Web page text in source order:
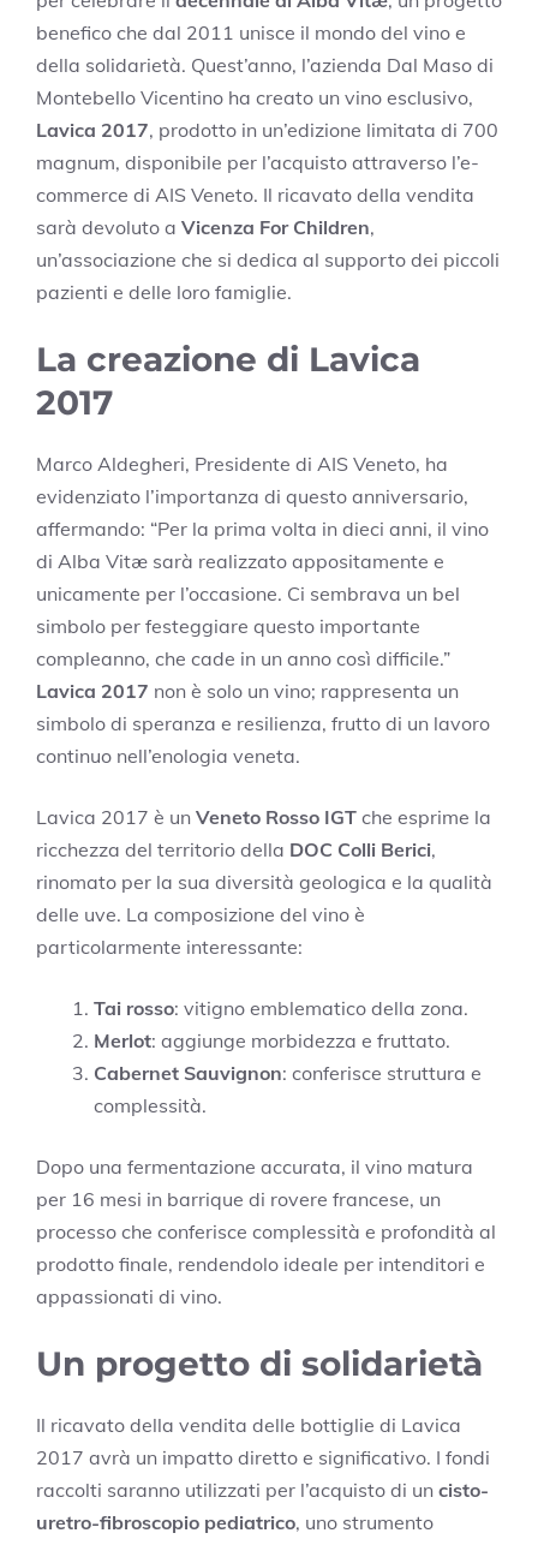
benefico che dal 2011 unisce il mondo del vino e
della solidarietà. Quest’anno, l’azienda Dal Maso di
Montebello Vicentino ha creato un vino esclusivo,
Lavica 2017, prodotto in un’edizione limitata di 700
magnum, disponibile per l’acquisto attraverso l’e-
commerce di AIS Veneto. Il ricavato della vendita
sarà devoluto a Vicenza For Children,
un’associazione che si dedica al supporto dei piccoli
pazienti e delle loro famiglie.
La creazione di Lavica
2017
Marco Aldegheri, Presidente di AIS Veneto, ha
evidenziato l’importanza di questo anniversario,
affermando: “Per la prima volta in dieci anni, il vino
di Alba Vitæ sarà realizzato appositamente e
unicamente per l’occasione. Ci sembrava un bel
simbolo per festeggiare questo importante
compleanno, che cade in un anno così difficile.”
Lavica 2017 non è solo un vino; rappresenta un
simbolo di speranza e resilienza, frutto di un lavoro
continuo nell’enologia veneta.
Lavica 2017 è un Veneto Rosso IGT che esprime la
ricchezza del territorio della DOC Colli Berici,
rinomato per la sua diversità geologica e la qualità
delle uve. La composizione del vino è
particolarmente interessante:
Tai rosso: vitigno emblematico della zona.
Merlot: aggiunge morbidezza e fruttato.
Cabernet Sauvignon: conferisce struttura e
complessità.
Dopo una fermentazione accurata, il vino matura
per 16 mesi in barrique di rovere francese, un
processo che conferisce complessità e profondità al
prodotto finale, rendendolo ideale per intenditori e
appassionati di vino.
Un progetto di solidarietà
Il ricavato della vendita delle bottiglie di Lavica
2017 avrà un impatto diretto e significativo. I fondi
raccolti saranno utilizzati per l’acquisto di un cisto-
uretro-fibroscopio pediatrico, uno strumento